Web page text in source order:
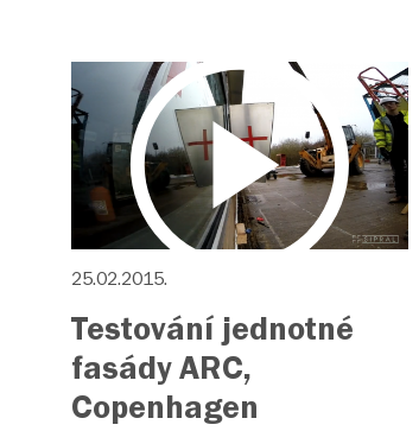
25.02.2015.
Testování jednotné
fasády ARC,
Copenhagen